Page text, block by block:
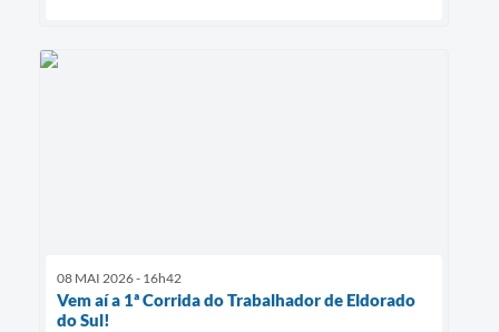
08 MAI 2026 - 16h42
Vem aí a 1ª Corrida do Trabalhador de Eldorado
do Sul!